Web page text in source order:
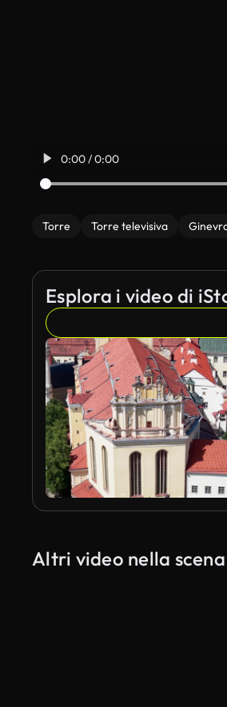
0:00 / 0:00
Torre Torre televisiva
Esplora i video di
Altri video nella scena